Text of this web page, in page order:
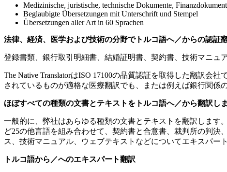
Medizinische, juristische, technische Dokumente,
Beglaubigte Übersetzungen mit Unterschrift und Stempel
Übersetzungen aller Art in 60 Sprachen
法律、経済、医学および技術の分野でトルコ語へ／からの認証
登録書類、銀行取引明細書、結婚証明書、契約書、技術マニュ
The Native TranslatorはISO 17100の品質認証を取得した翻訳会
されているものが適格な医療翻訳でも、または例えば銀行関係
ほぼすべての種類の文書とテキストをトルコ語へ／から翻訳し
一般的に、弊社はあらゆる種類の文書とテキストを翻訳しま
ど25の他言語を組み合わせて、契約書と合意書、裁判所の判
ス、技術マニュアル、ウェブテキストなどについてエキスパー
トルコ語から／へのエキスパート翻訳